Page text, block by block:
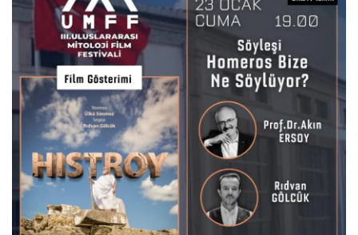
Reklam ve İşbirliği
Bodrum Trafik Yoğunluk Haritası
Turizm
Siyaset
Bodrum Nöbetçi Eczaneler
Köşe Yazarları